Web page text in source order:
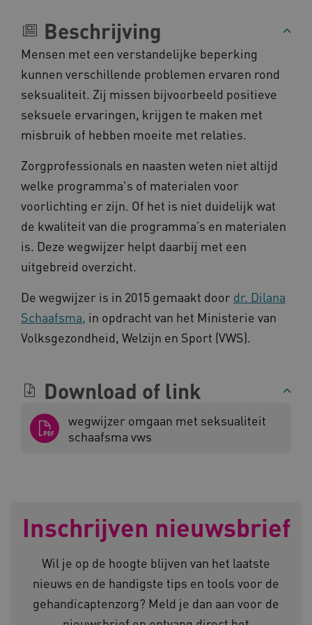
Beschrijving
Mensen met een verstandelijke beperking
kunnen verschillende problemen ervaren rond
seksualiteit. Zij missen bijvoorbeeld positieve
seksuele ervaringen, krijgen te maken met
misbruik of hebben moeite met relaties.
Zorgprofessionals en naasten weten niet altijd
welke programma's of materialen voor
voorlichting er zijn. Of het is niet duidelijk wat
de kwaliteit van die programma’s en materialen
is. Deze wegwijzer helpt daarbij met een
uitgebreid overzicht.
De wegwijzer is in 2015 gemaakt door dr. Dilana
Schaafsma, in opdracht van het Ministerie van
Volksgezondheid, Welzijn en Sport (VWS).
Download of link
wegwijzer omgaan met seksualiteit
schaafsma vws
Inschrijven nieuwsbrief
Wil je op de hoogte blijven van het laatste
nieuws en de handigste tips en tools voor de
gehandicaptenzorg? Meld je dan aan voor de
__Secure-YNID
ROLLOUT_TOKEN
FPLC .kennispleingehandicaptensector.nl
__cf_bm
Cloudflare Inc.
BCSessionID vilans.blueconic.net
ARRAffinity
Microsoft Corporation
CookieScriptConsent
CookieScript
www.kennispleingehandicaptensector.nl
AWSALBCORS
Amazon.com Inc.
vilans.blueconic.net
Google Privacy Policy